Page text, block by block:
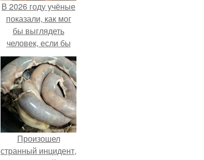
В 2026 году учёные
показали, как мог
бы выглядеть
человек, если бы
его тело
эволюционировало
специально для
выживания в
автокатастpoфах.
Произошел
странный инцидент,